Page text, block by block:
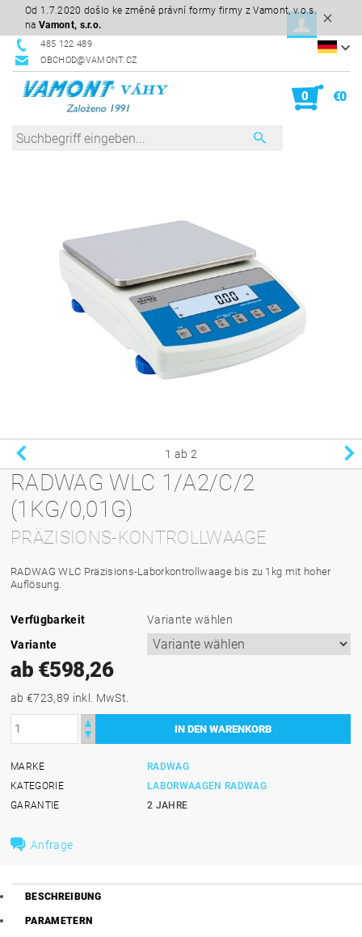
Od 1.7.2020 došlo ke změně právní formy firmy z Vamont, v.o.s.
na Vamont, s.r.o.
485 122 489
OBCHOD@VAMONT.CZ
0 €0
1 ab 2
RADWAG WLC 1/A2/C/2
(1KG/0,01G)
PRÄZISIONS-KONTROLLWAAGE
RADWAG WLC Präzisions-Laborkontrollwaage bis zu 1kg mit hoher
Auflösung.
Verfügbarkeit
Variante wählen
Variante
ab €598,26
ab €723,89 inkl. MwSt.
MARKE
RADWAG
KATEGORIE
LABORWAAGEN RADWAG
GARANTIE
2 JAHRE
Anfrage
BESCHREIBUNG
PARAMETERN